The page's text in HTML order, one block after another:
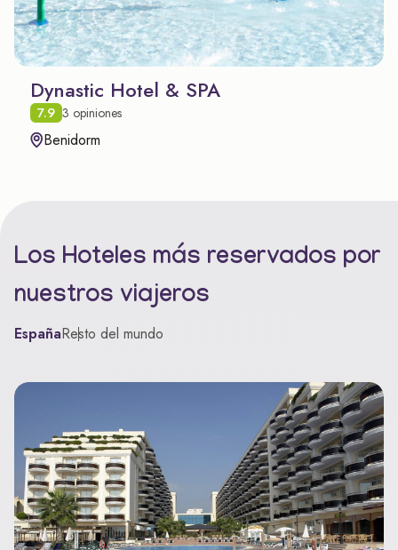
Dynastic Hotel & SPA
7.9 3 opiniones
Benidorm
Los Hoteles más reservados por
nuestros viajeros
EspañaResto del mundo